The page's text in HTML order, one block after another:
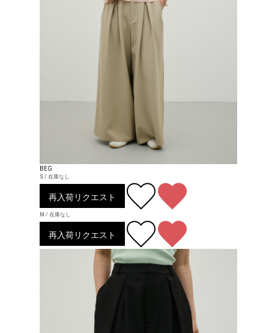
BEG
S / 在庫なし
再入荷リクエスト
M / 在庫なし
再入荷リクエスト